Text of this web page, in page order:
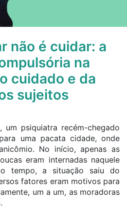
não é cuidar: a
na
cuidado e da
sujeitos
psiquiatra recém-chegado
uma pacata cidade, onde
No início, apenas as
eram internadas naquele
tempo, a situação saiu do
fatores eram motivos para
um a um, as moradoras